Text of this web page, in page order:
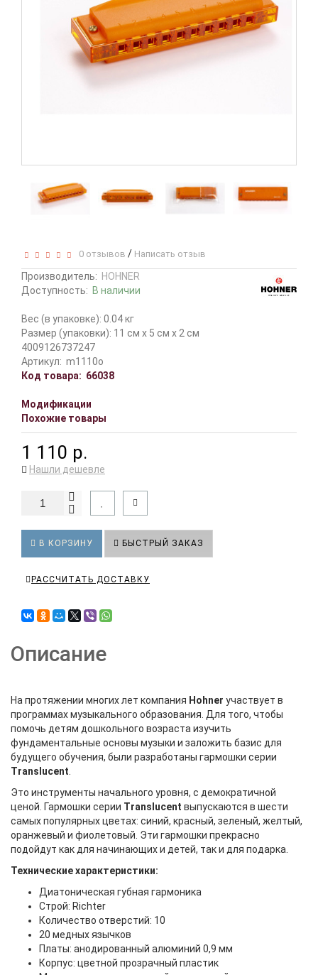
0 отзывов / Написать отзыв
Производитель: HOHNER
Доступность: В наличии
Вес (в упаковке): 0.04 кг
Размер (упаковки): 11 см x 5 см x 2 см
4009126737247
Артикул: m1110o
Код товара: 66038
Модификации
Похожие товары
1 110 р.
Нашли дешевле
В КОРЗИНУ БЫСТРЫЙ ЗАКАЗ
РАССЧИТАТЬ ДОСТАВКУ
Описание
На протяжении многих лет компания Hohner участвует в
программах музыкального образования. Для того, чтобы
помочь детям дошкольного возраста изучить
фундаментальные основы музыки и заложить базис для
будущего обучения, были разработаны гармошки серии
Translucent.
Это инструменты начального уровня, с демократичной
ценой. Гармошки серии Translucent выпускаются в шести
самых популярных цветах: синий, красный, зеленый, желтый,
оранжевый и фиолетовый. Эти гармошки прекрасно
подойдут как для начинающих и детей, так и для подарка.
Технические характеристики:
Диатоническая губная гармоника
Строй: Richter
Количество отверстий: 10
20 медных язычков
Платы: анодированный алюминий 0,9 мм
Корпус: цветной прозрачный пластик